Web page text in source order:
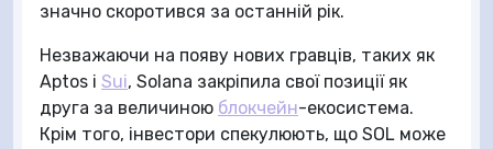
значно скоротився за останній рік.
Незважаючи на появу нових гравців, таких як
Aptos і Sui, Solana закріпила свої позиції як
друга за величиною блокчейн-екосистема.
Крім того, інвестори спекулюють, що SOL може